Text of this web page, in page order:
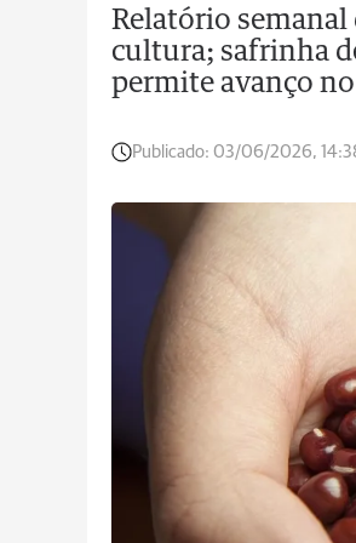
Relatório semanal
cultura; safrinha
permite avanço
Publicado: 03/06/2026,